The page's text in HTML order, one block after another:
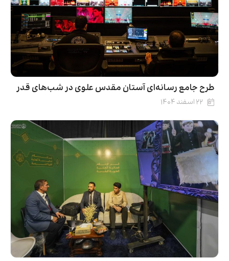
طرح جامع رسانه‌ای آستان مقدس علوی در شب‌های قدر
۲۲ اسفند ۱۴۰۴